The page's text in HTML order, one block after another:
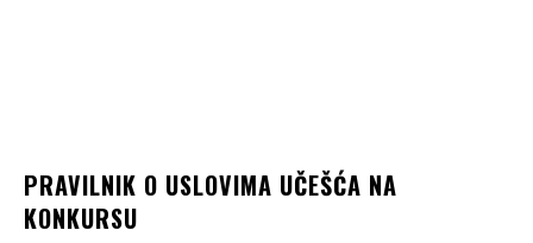
PRAVILNIK O USLOVIMA UČEŠĆA NA
KONKURSU